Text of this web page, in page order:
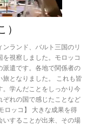
ランド、バルト三国のリ
視察しました。モロッコ
遣です。各地で関係者の
となりました。 これも皆
学んだことをしっかり今
れの国で感じたことなど
ロッコ】 大きな成果を得
いすることが出来、その場